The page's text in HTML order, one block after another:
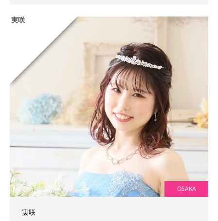
実咲
OSAKA
実咲